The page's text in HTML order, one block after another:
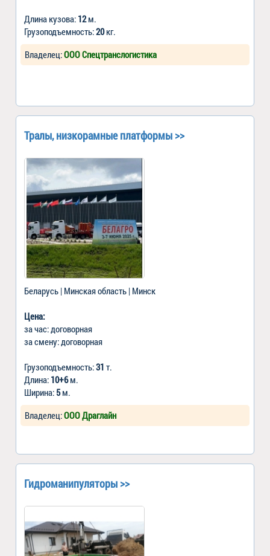
Длина кузова: 12м.
Грузоподъемность:20кг.
Владелец:ООО Спецтранслогистика
Тралы, низкорамные платформы >>
Беларусь | Минская область | Минск
Цена:
за час: договорная
за смену: договорная
Грузоподъемность:31 т.
Длина: 10+6м.
Ширина: 5м.
Владелец:ООО Драглайн
Гидроманипуляторы >>